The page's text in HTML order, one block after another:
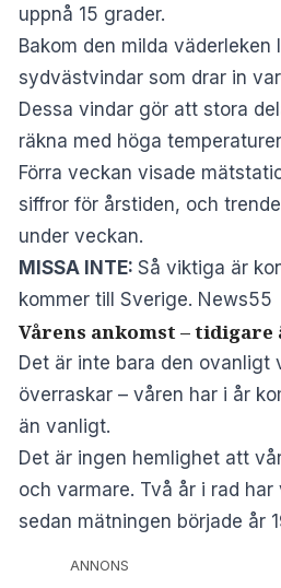
uppnå 15 grader.
Bakom den milda
sydvästvindar som drar in
Dessa vindar gör att stora
räkna med höga
Förra veckan visade
siffror för årstiden, och
under veckan.
MISSA INTE: Så viktiga är
kommer till Sverige. News55
Vårens ankomst –
Det är inte bara den ovanligt
överraskar – våren har i år
än vanligt.
Det är ingen hemlighet att
och varmare. Två år i rad
sedan mätningen började år
ANNONS